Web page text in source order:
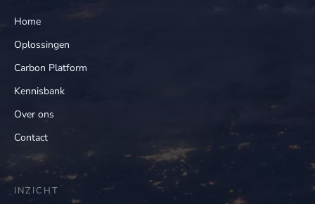
Home
Oplossingen
Carbon Platform
Kennisbank
Over ons
Contact
INZICHT